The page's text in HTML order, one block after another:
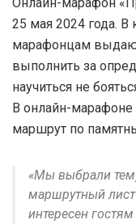
25 мая 2024 года.
марафонцам
выполнить за
научиться не
В онлайн-
маршрут по
«Мы выбрали
маршрутный лист
интересен